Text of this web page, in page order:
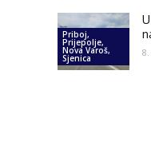
Priboj,
Prijepolje,
Nova Varoš,
Sjenica